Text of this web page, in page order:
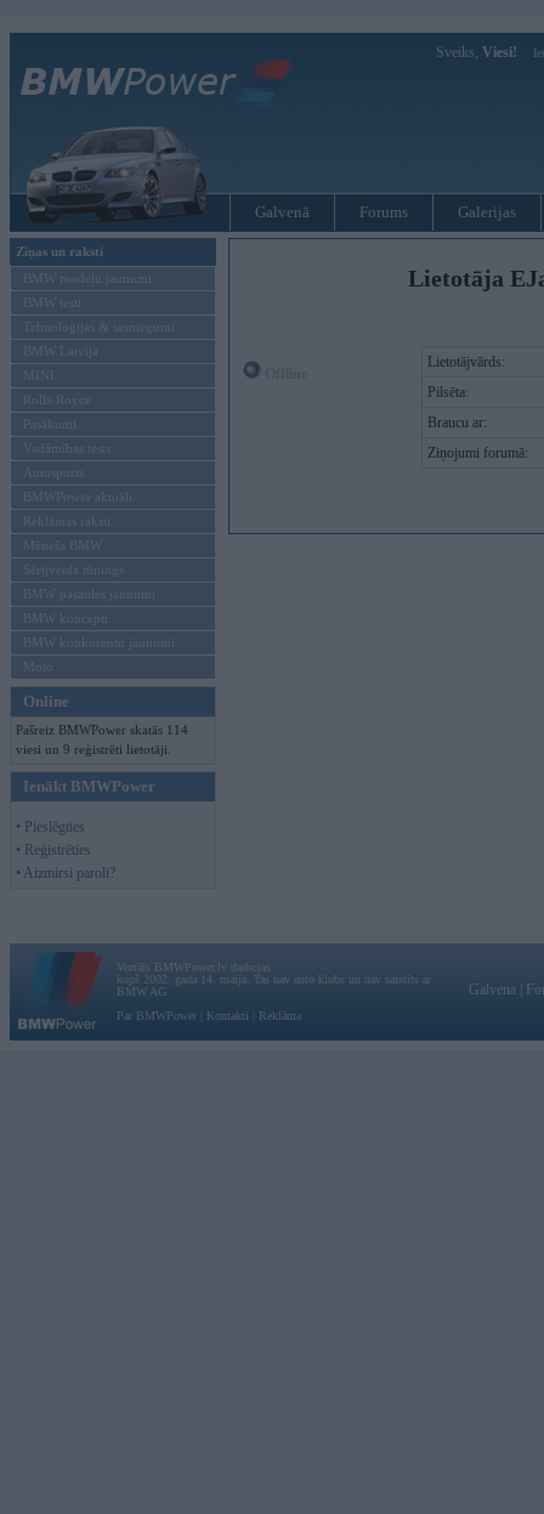
Sveiks, Viesi!
Galvenā Forums Galerijas
Ziņas un raksti
BMW modeļu jaunumi
BMW testi
Tehnoloģijas & sasniegumi
BMW Latvijā
MINI
Rolls-Royce
Pasākumi
Vadāmības tests
Autosports
BMWPower aktuāli
Reklāmas raksti
Mēneša BMW
Sērijveida tūnings
BMW pasaules jaunumi
BMW koncepti
BMW konkurentu jaunumi
Moto
Online
Pašreiz BMWPower skatās 114
viesi un 9 reģistrēti lietotāji.
Ienākt BMWPower
• Pieslēgties
• Reģistrēties
• Aizmirsi paroli?
Lietotāja
Lietotājvārds:
Pilsēta:
Braucu ar:
Ziņojumi forumā:
Vortāls BMWPower.lv darbojas
kopš 2002. gada 14. maija. Tas nav auto klubs un nav saistīts ar
BMW AG.
Par BMWPower
Kontakti Reklāma
Galvena